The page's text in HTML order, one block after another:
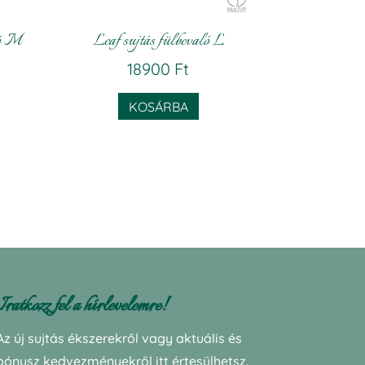
M Leaf sujtás fülbevaló L
18900 Ft
KOSÁRBA
fel a hírlevelemre!
új sujtás ékszerekről vagy aktuális és
kedvezményekről itt értesülhetsz.